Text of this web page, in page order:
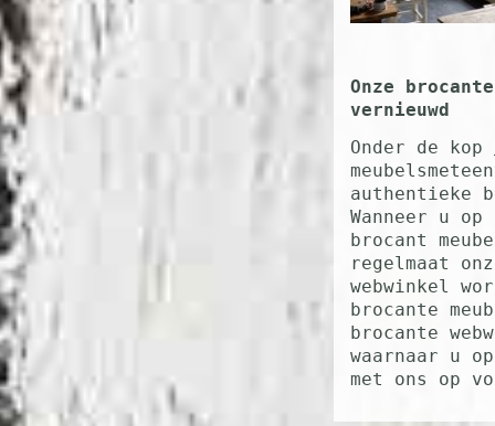
Onze
Onder de kop
authentieke
Wanneer u
brocant
regelmaat
webwinkel
brocante
brocante
waarnaar u
met ons op